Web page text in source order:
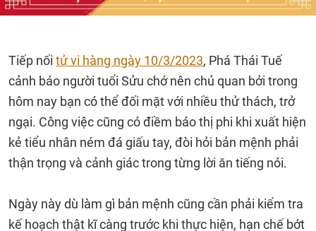
Tiếp nối tử vi hàng ngày 10/3/2023, Phá Thái Tuế
cảnh báo người tuổi Sửu chớ nên chủ quan bởi trong
hôm nay bạn có thể đối mặt với nhiều thử thách, trở
ngại. Công việc cũng có điềm báo thị phi khi xuất hiện
kẻ tiểu nhân ném đá giấu tay, đòi hỏi bản mệnh phải
thận trọng và cảnh giác trong từng lời ăn tiếng nói.
Ngày này dù làm gì bản mệnh cũng cần phải kiểm tra
kế hoạch thật kĩ càng trước khi thực hiện, hạn chế bớt